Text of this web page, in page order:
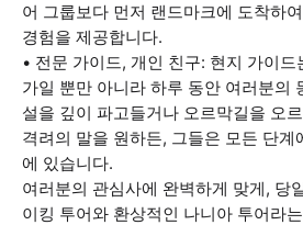
어 그룹보다 먼저 랜드마크에 도착하
경험을 제공합니다.
• 전문 가이드, 개인 친구: 현지 가이
가일 뿐만 아니라 하루 동안 여러분의
설을 깊이 파고들거나 오르막길을 오
격려의 말을 원하든, 그들은 모든 단계
에 있습니다.
여러분의 관심사에 완벽하게 맞게, 당
이킹 투어와 환상적인 나니아 투어라